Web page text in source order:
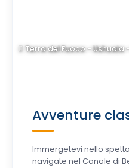
Terra del Fuoco - Ushuaia
Avventure
Immergetevi nello
navigate nel Canale di